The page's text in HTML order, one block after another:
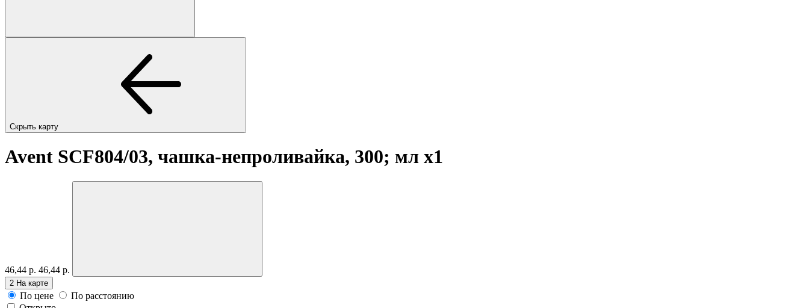
Скрыть карту
Avent SCF804/03, чашка-непроливайка, 300; мл x1
46,44 р. 46,44 р.
2 На карте
По цене
По расстоянию